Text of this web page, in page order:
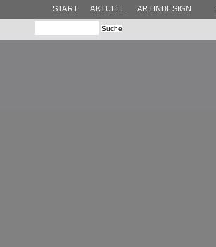
NACHT DER MYSTIK
SCHATTENBOOT
START AKTUELL ARTINDESIGN